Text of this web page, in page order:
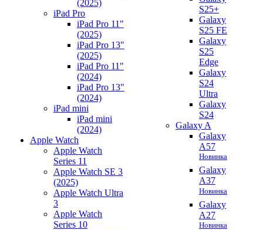
(2025)
iPad Pro
iPad Pro 11"
(2025)
iPad Pro 13"
(2025)
iPad Pro 11"
(2024)
iPad Pro 13"
(2024)
iPad mini
iPad mini
(2024)
Apple Watch
Apple Watch
Series 11
Apple Watch SE 3
(2025)
Apple Watch Ultra
3
Apple Watch
Series 10
S25+
Galaxy
S25 FE
Galaxy
S25
Edge
Galaxy
S24
Ultra
Galaxy
S24
Galaxy A
Galaxy
A57
Новинка
Galaxy
A37
Новинка
Galaxy
A27
Новинка